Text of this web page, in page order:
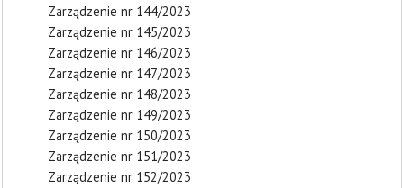
Zarządzenie nr 144/2023
Zarządzenie nr 145/2023
Zarządzenie nr 146/2023
Zarządzenie nr 147/2023
Zarządzenie nr 148/2023
Zarządzenie nr 149/2023
Zarządzenie nr 150/2023
Zarządzenie nr 151/2023
Zarządzenie nr 152/2023